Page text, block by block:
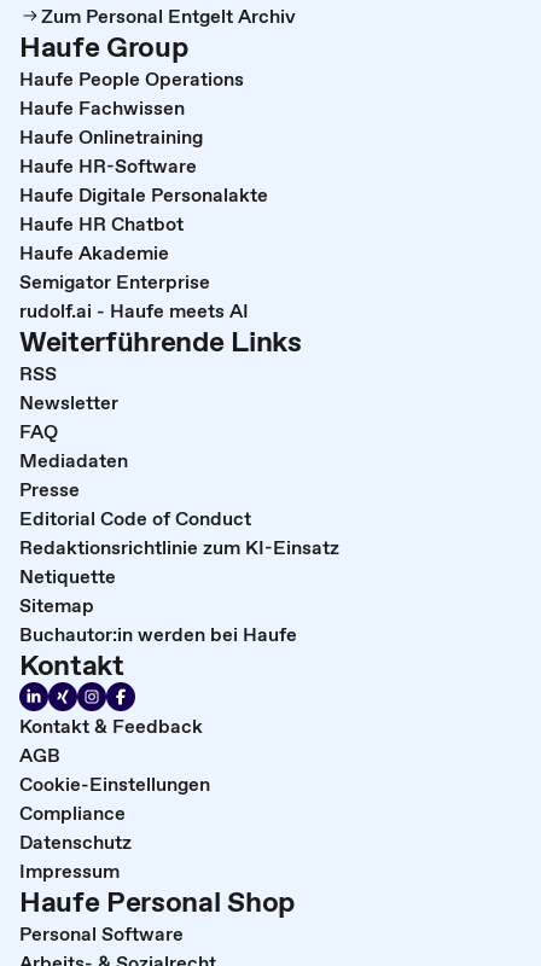
Zum Personal Entgelt Archiv
Haufe Group
Haufe People Operations
Haufe Fachwissen
Haufe Onlinetraining
Haufe HR-Software
Haufe Digitale Personalakte
Haufe HR Chatbot
Haufe Akademie
Semigator Enterprise
rudolf.ai - Haufe meets AI
Weiterführende Links
RSS
Newsletter
FAQ
Mediadaten
Presse
Editorial Code of Conduct
Redaktionsrichtlinie zum KI-Einsatz
Netiquette
Sitemap
Buchautor:in werden bei Haufe
Kontakt
Kontakt & Feedback
AGB
Cookie-Einstellungen
Compliance
Datenschutz
Impressum
Haufe Personal Shop
Personal Software